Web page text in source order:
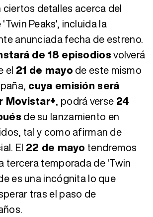
ciertos detalles acerca del
'Twin Peaks', incluida la
anunciada fecha de estreno.
de 18 episodiosvolverá
el 21 de mayo de este mismo
cuya emisión será
Movistar+, podrá verse 24
de su lanzamiento en
tal y como afirman de
El 22 de mayo tendremos
tercera temporada de 'Twin
es una incógnita lo que
tras el paso de